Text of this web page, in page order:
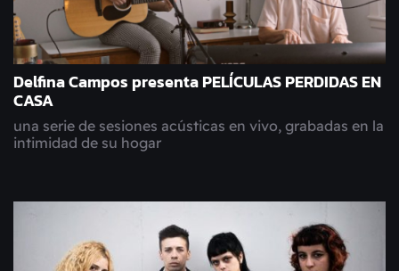
Delfina Campos presenta PELÍCULAS PERDIDAS EN
CASA
una serie de sesiones acústicas en vivo, grabadas en la
intimidad de su hogar